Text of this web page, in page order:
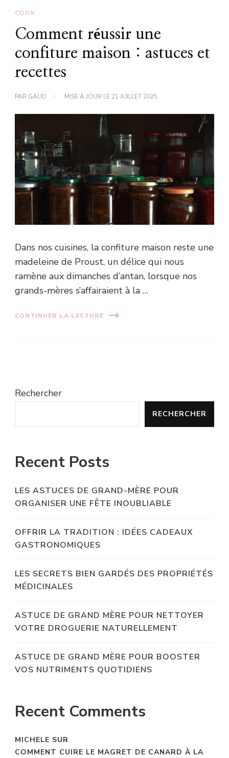
COOK
Comment réussir une
confiture maison : astuces et
recettes
PAR GAUD MISE À JOUR LE 21 JUILLET 2025
Dans nos cuisines, la confiture maison reste une
madeleine de Proust, un délice qui nous
ramène aux dimanches d’antan, lorsque nos
grands-mères s’affairaient à la …
CONTINUER LA LECTURE
Rechercher
RECHERCHER
Recent Posts
LES ASTUCES DE GRAND-MÈRE POUR
ORGANISER UNE FÊTE INOUBLIABLE
OFFRIR LA TRADITION : IDÉES CADEAUX
GASTRONOMIQUES
LES SECRETS BIEN GARDÉS DES PROPRIÉTÉS
MÉDICINALES
ASTUCE DE GRAND MÈRE POUR NETTOYER
VOTRE DROGUERIE NATURELLEMENT
ASTUCE DE GRAND MÈRE POUR BOOSTER
VOS NUTRIMENTS QUOTIDIENS
Recent Comments
MICHELE SUR
COMMENT CUIRE LE MAGRET DE CANARD À LA